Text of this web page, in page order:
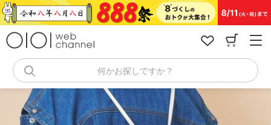
コ
ン
キ
何かお探しですか？